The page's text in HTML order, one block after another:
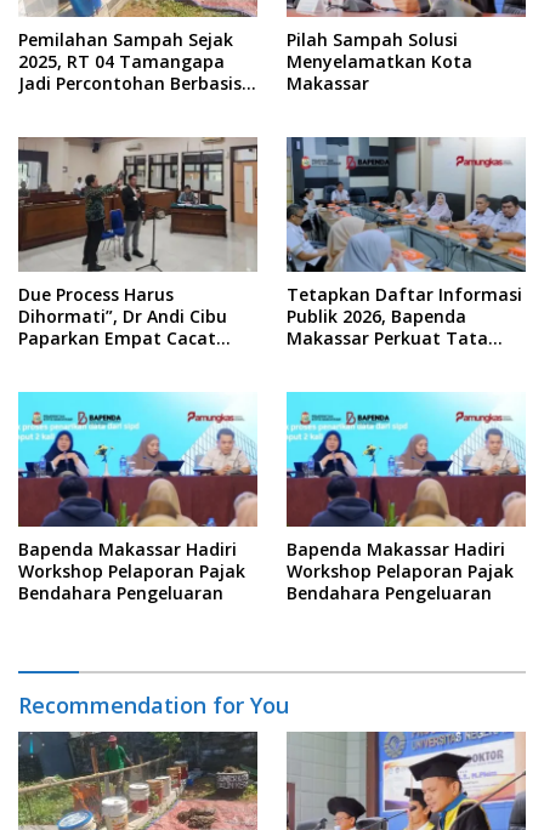
Pemilahan Sampah Sejak
2025, RT 04 Tamangapa
Jadi Percontohan Berbasis
Pilah Sampah Solusi
Menyelamatkan Kota
Makassar
Due Process Harus
Dihormati”, Dr Andi Cibu
Paparkan Empat Cacat
Tetapkan Daftar Informasi
Publik 2026, Bapenda
Makassar Perkuat Tata
Bapenda Makassar Hadiri
Workshop Pelaporan Pajak
Bendahara Pengeluaran
Bapenda Makassar Hadiri
Workshop Pelaporan Pajak
Bendahara Pengeluaran
Recommendation for You